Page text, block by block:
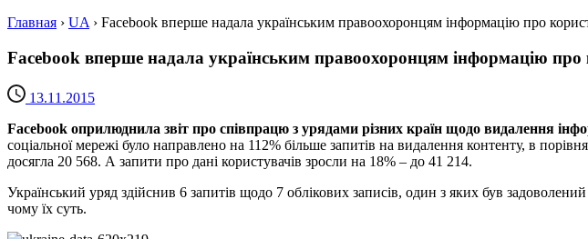
Главная › UA › Facebook вперше надала українським правоохоронцям інформацію про
Facebook вперше надала українським правоохоронцям інформацію про
13.11.2015
Facebook оприлюднила звіт про співпрацю з урядами різних країн щодо видалення
соціальної мережі було направлено на 112% більше запитів на видалення контенту, в
досягла 20 568. А запити про дані користувачів зросли на 18% – до 41 214.
Український уряд здійснив 6 запитів щодо 7 облікових записів, один з яких був
чому їх суть.